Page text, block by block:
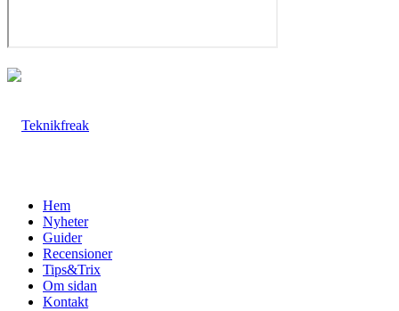
Hem
Nyheter
Guider
Recensioner
Tips&Trix
Om sidan
Kontakt